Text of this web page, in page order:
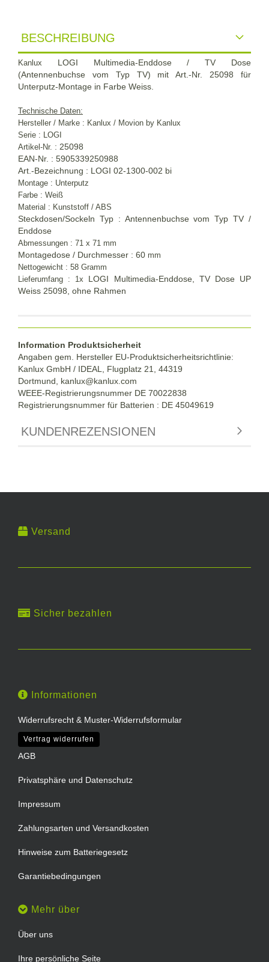
BESCHREIBUNG
Kanlux LOGI Multimedia-Enddose / TV Dose
(Antennenbuchse vom Typ TV) mit Art.-Nr. 25098 für
Unterputz-Montage in Farbe Weiss.
Technische Daten:
Hersteller / Marke : Kanlux / Movion by Kanlux
Serie : LOGI
Artikel-Nr. : 25098
EAN-Nr. : 5905339250988
Art.-Bezeichnung : LOGI 02-1300-002 bi
Montage : Unterputz
Farbe : Weiß
Material : Kunststoff / ABS
Steckdosen/Sockeln Typ : Antennenbuchse vom Typ TV /
Enddose
Abmessungen : 71 x 71 mm
Montagedose / Durchmesser : 60 mm
Nettogewicht : 58 Gramm
Lieferumfang : 1x LOGI Multimedia-Enddose, TV Dose UP
Weiss 25098, ohne Rahmen
Information Produktsicherheit
Angaben gem. Hersteller EU-Produktsicherheitsrichtlinie:
Kanlux GmbH / IDEAL, Flugplatz 21, 44319
Dortmund, kanlux@kanlux.com
WEEE-Registrierungsnummer DE 70022838
Registrierungsnummer für Batterien : DE 45049619
KUNDENREZENSIONEN
Versand
Sicher bezahlen
Informationen
Widerrufsrecht & Muster-Widerrufsformular
Vertrag widerrufen
AGB
Privatsphäre und Datenschutz
Impressum
Zahlungsarten und Versandkosten
Hinweise zum Batteriegesetz
Garantiebedingungen
Mehr über
Über uns
Ihre persönliche Seite